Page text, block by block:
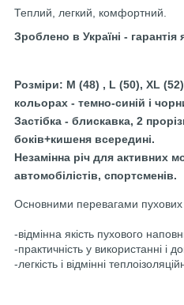
Теплий, легкий, комфортний.
Зроблено в Україні - гарантія
Розміри: М (48) , L (50), XL
кольорах - темно-синій і
Застібка - блискавка, 2
боків+кишеня всередині.
Незамінна річ для активних
автомобілістів, спортсменів.
Основними перевагами пухових
-відмінна якість пухового
-практичність у використанні і
-легкість і відмінні